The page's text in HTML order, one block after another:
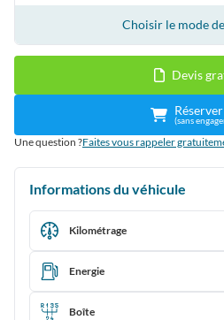
Choisir le mode de
Devis
Réserver
(sans
Une question ?Faites vous rappeler
Informations du véhicule
Kilométrage
Energie
Boîte